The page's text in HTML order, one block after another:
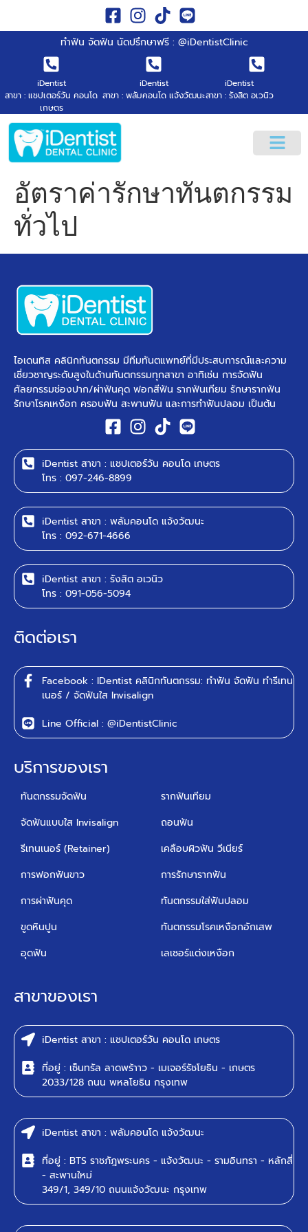
ทำฟัน จัดฟัน นัดปรึกษาฟรี : @iDentistClinic
iDentist
สาขา : แชปเตอร์วัน คอนโด
เกษตร
iDentist
สาขา : พลัมคอนโด แจ้งวัฒนะ
iDentist
สาขา : รังสิต อเวนิว
อัตราค่ารักษาทันตกรรม
ทั่วไป
ไอเดนทิส คลินิกทันตกรรม มีทีมทันตแพทย์ที่มีประสบการณ์และความ
เชี่ยวชาญระดับสูงในด้านทันตกรรมทุกสาขา อาทิเช่น การจัดฟัน
ศัลยกรรมช่องปาก/ผ่าฟันคุด ฟอกสีฟัน รากฟันเทียม รักษารากฟัน
รักษาโรคเหงือก ครอบฟัน สะพานฟัน และการทำฟันปลอม เป็นต้น ​
iDentist สาขา : แชปเตอร์วัน คอนโด เกษตร
โทร : 097-246-8899
iDentist สาขา : พลัมคอนโด แจ้งวัฒนะ
โทร : 092-671-4666
iDentist สาขา : รังสิต อเวนิว
โทร : 091-056-5094
ติดต่อเรา
Facebook : IDentist คลินิกทันตกรรม: ทำฟัน จัดฟัน ทำรีเทน
เนอร์ / จัดฟันใส Invisalign
Line Official : @iDentistClinic
บริการของเรา
ทันตกรรมจัดฟัน
จัดฟันแบบใส Invisalign
รีเทนเนอร์ (Retainer)
การฟอกฟันขาว
การผ่าฟันคุด
ขูดหินปูน
อุดฟัน
รากฟันเทียม
ถอนฟัน
เคลือบผิวฟัน วีเนียร์
การรักษารากฟัน
ทันตกรรมใส่ฟันปลอม
ทันตกรรมโรคเหงือกอักเสพ
เลเซอร์แต่งเหงือก
สาขาของเรา
iDentist สาขา : แชปเตอร์วัน คอนโด เกษตร
ที่อยู่ : เซ็นทรัล ลาดพร้าาว - เมเจอร์รัชโยธิน - เกษตร
2033/128 ถนน พหลโยธิน กรุงเทพ
iDentist สาขา : พลัมคอนโด แจ้งวัฒนะ
ที่อยู่ : BTS ราชภัฎพระนคร - แจ้งวัฒนะ - รามอินทรา - หลักสี่
- สะพานใหม่
349/1, 349/10 ถนนแจ้งวัฒนะ กรุงเทพ